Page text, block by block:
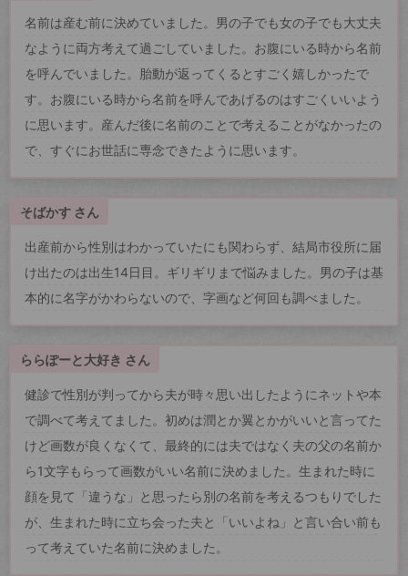
名前は産む前に決めていました。男の子でも女の子でも大丈夫
なように両方考えて過ごしていました。お腹にいる時から名前
を呼んでいました。胎動が返ってくるとすごく嬉しかったで
す。お腹にいる時から名前を呼んであげるのはすごくいいよう
に思います。産んだ後に名前のことで考えることがなかったの
で、すぐにお世話に専念できたように思います。
そばかす さん
出産前から性別はわかっていたにも関わらず、結局市役所に届
け出たのは出生14日目。ギリギリまで悩みました。男の子は基
本的に名字がかわらないので、字画など何回も調べました。
ららぽーと大好き さん
健診で性別が判ってから夫が時々思い出したようにネットや本
で調べて考えてました。初めは潤とか翼とかがいいと言ってた
けど画数が良くなくて、最終的には夫ではなく夫の父の名前か
ら1文字もらって画数がいい名前に決めました。生まれた時に
顔を見て「違うな」と思ったら別の名前を考えるつもりでした
が、生まれた時に立ち会った夫と「いいよね」と言い合い前も
って考えていた名前に決めました。